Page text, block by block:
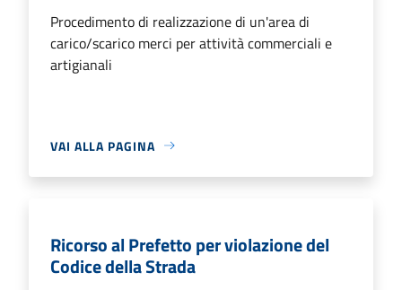
Procedimento di realizzazione di un'area di
carico/scarico merci per attività commerciali e
artigianali
VAI ALLA PAGINA
Ricorso al Prefetto per violazione del
Codice della Strada